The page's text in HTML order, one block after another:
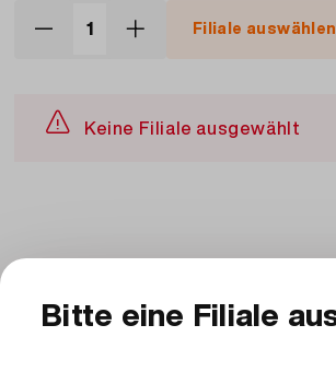
Filiale auswählen
Keine Filiale ausgewählt